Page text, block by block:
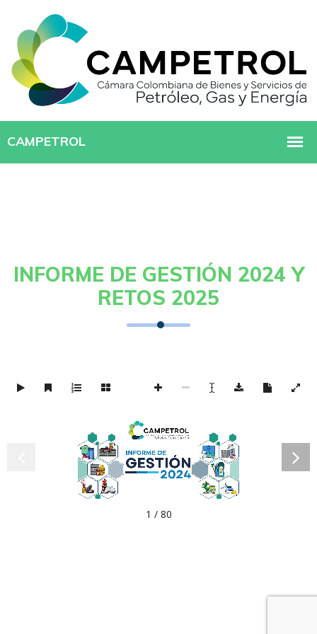
INFORME DE GESTIÓN 2024 Y
RETOS 2025
1 / 80